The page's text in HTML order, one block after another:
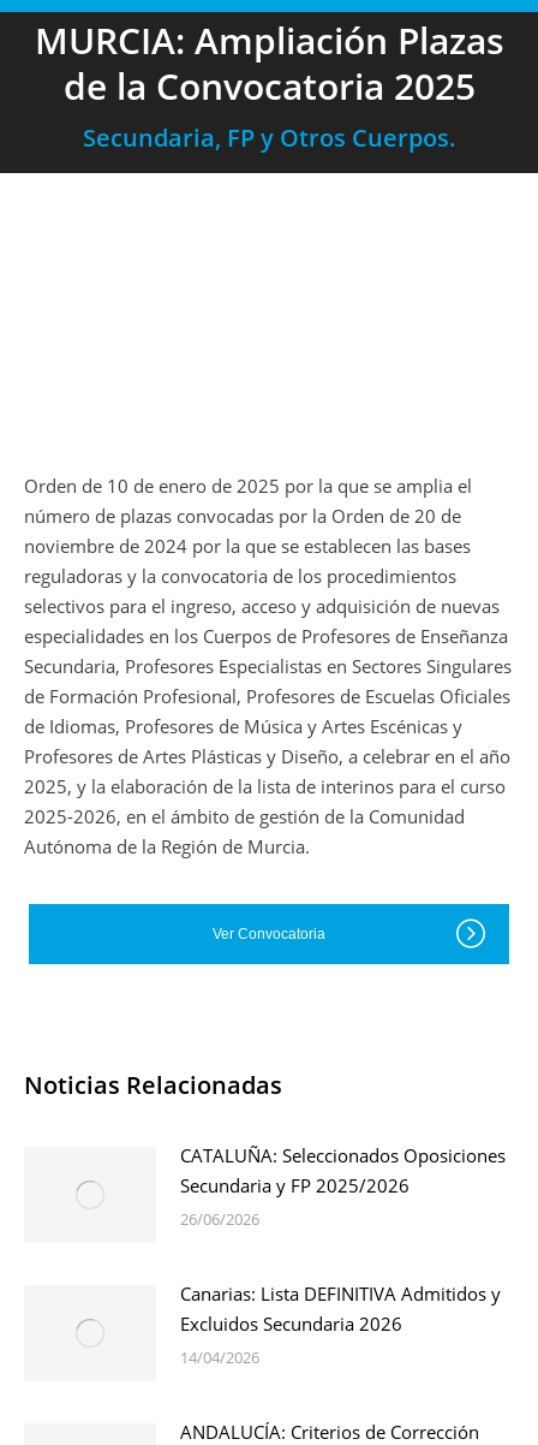
MURCIA: Ampliación Plazas
de la Convocatoria 2025
Secundaria, FP y Otros Cuerpos.
Orden de 10 de enero de 2025 por la que se amplia el
número de plazas convocadas por la Orden de 20 de
noviembre de 2024 por la que se establecen las bases
reguladoras y la convocatoria de los procedimientos
selectivos para el ingreso, acceso y adquisición de nuevas
especialidades en los Cuerpos de Profesores de Enseñanza
Secundaria, Profesores Especialistas en Sectores Singulares
de Formación Profesional, Profesores de Escuelas Oficiales
de Idiomas, Profesores de Música y Artes Escénicas y
Profesores de Artes Plásticas y Diseño, a celebrar en el año
2025, y la elaboración de la lista de interinos para el curso
2025-2026, en el ámbito de gestión de la Comunidad
Autónoma de la Región de Murcia.
Ver Convocatoria
Noticias Relacionadas
CATALUÑA: Seleccionados Oposiciones
Secundaria y FP 2025/2026
26/06/2026
Canarias: Lista DEFINITIVA Admitidos y
Excluidos Secundaria 2026
14/04/2026
ANDALUCÍA: Criterios de Corrección